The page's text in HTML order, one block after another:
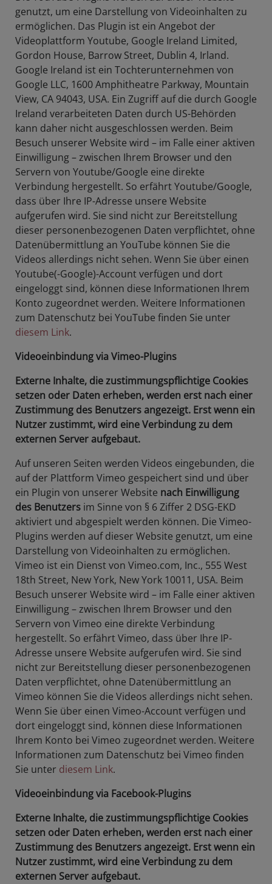
genutzt, um eine Darstellung von Videoinhalten zu
ermöglichen. Das Plugin ist ein Angebot der
Videoplattform Youtube, Google Ireland Limited,
Gordon House, Barrow Street, Dublin 4, Irland.
Google Ireland ist ein Tochterunternehmen von
Google LLC, 1600 Amphitheatre Parkway, Mountain
View, CA 94043, USA. Ein Zugriff auf die durch Google
Ireland verarbeiteten Daten durch US-Behörden
kann daher nicht ausgeschlossen werden. Beim
Besuch unserer Website wird – im Falle einer aktiven
Einwilligung – zwischen Ihrem Browser und den
Servern von Youtube/Google eine direkte
Verbindung hergestellt. So erfährt Youtube/Google,
dass über Ihre IP-Adresse unsere Website
aufgerufen wird. Sie sind nicht zur Bereitstellung
dieser personenbezogenen Daten verpflichtet, ohne
Datenübermittlung an YouTube können Sie die
Videos allerdings nicht sehen. Wenn Sie über einen
Youtube(-Google)-Account verfügen und dort
eingeloggt sind, können diese Informationen Ihrem
Konto zugeordnet werden. Weitere Informationen
zum Datenschutz bei YouTube finden Sie unter
diesem Link.
Videoeinbindung via Vimeo-Plugins
Externe Inhalte, die zustimmungspflichtige Cookies
setzen oder Daten erheben, werden erst nach einer
Zustimmung des Benutzers angezeigt. Erst wenn ein
Nutzer zustimmt, wird eine Verbindung zu dem
externen Server aufgebaut.
Auf unseren Seiten werden Videos eingebunden, die
auf der Plattform Vimeo gespeichert sind und über
ein Plugin von unserer Website nach Einwilligung
des Benutzers im Sinne von § 6 Ziffer 2 DSG-EKD
aktiviert und abgespielt werden können. Die Vimeo-
Plugins werden auf dieser Website genutzt, um eine
Darstellung von Videoinhalten zu ermöglichen.
Vimeo ist ein Dienst von Vimeo.com, Inc., 555 West
18th Street, New York, New York 10011, USA. Beim
Besuch unserer Website wird – im Falle einer aktiven
Einwilligung – zwischen Ihrem Browser und den
Servern von Vimeo eine direkte Verbindung
hergestellt. So erfährt Vimeo, dass über Ihre IP-
Adresse unsere Website aufgerufen wird. Sie sind
nicht zur Bereitstellung dieser personenbezogenen
Daten verpflichtet, ohne Datenübermittlung an
Vimeo können Sie die Videos allerdings nicht sehen.
Wenn Sie über einen Vimeo-Account verfügen und
dort eingeloggt sind, können diese Informationen
Ihrem Konto bei Vimeo zugeordnet werden. Weitere
Informationen zum Datenschutz bei Vimeo finden
Sie unter diesem Link.
Videoeinbindung via Facebook-Plugins
Externe Inhalte, die zustimmungspflichtige Cookies
setzen oder Daten erheben, werden erst nach einer
Zustimmung des Benutzers angezeigt. Erst wenn ein
Nutzer zustimmt, wird eine Verbindung zu dem
externen Server aufgebaut.